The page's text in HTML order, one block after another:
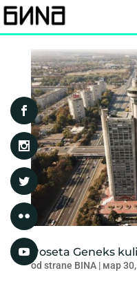
Poseta Geneks
od strane BINA| мар